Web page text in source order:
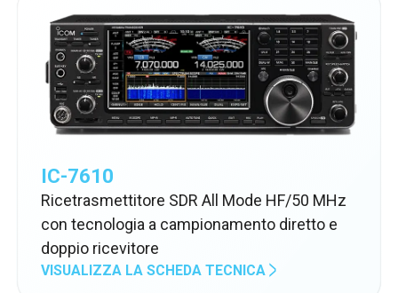
IC-7610
Ricetrasmettitore SDR All Mode HF/50 MHz
con tecnologia a campionamento diretto e
doppio ricevitore
VISUALIZZA LA SCHEDA TECNICA